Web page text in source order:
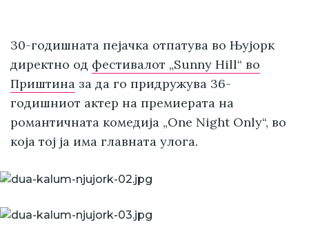
30-годишната пејачка отпатува во Њујорк
директно од фестивалот „Sunny Hill“ во
Приштина за да го придружува 36-
годишниот актер на премиерата на
романтичната комедија „One Night Only“, во
која тој ја има главната улога.